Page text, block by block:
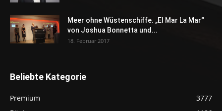
Meer ohne Wüstenschiffe. „El Mar La Mar“
von Joshua Bonnetta und...
18. Februar 2017
Beliebte Kategorie
Premium
3777